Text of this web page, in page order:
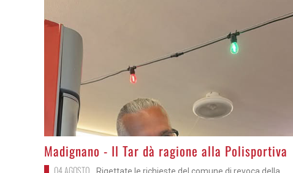
>Madignano - Il Tar dà ragione alla Polisportiva